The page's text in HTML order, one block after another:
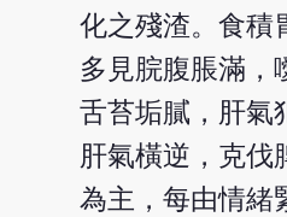
化之殘渣。食積
多見脘腹脹滿，
舌苔垢膩，肝氣
肝氣橫逆，克伐
為主，每由情緒